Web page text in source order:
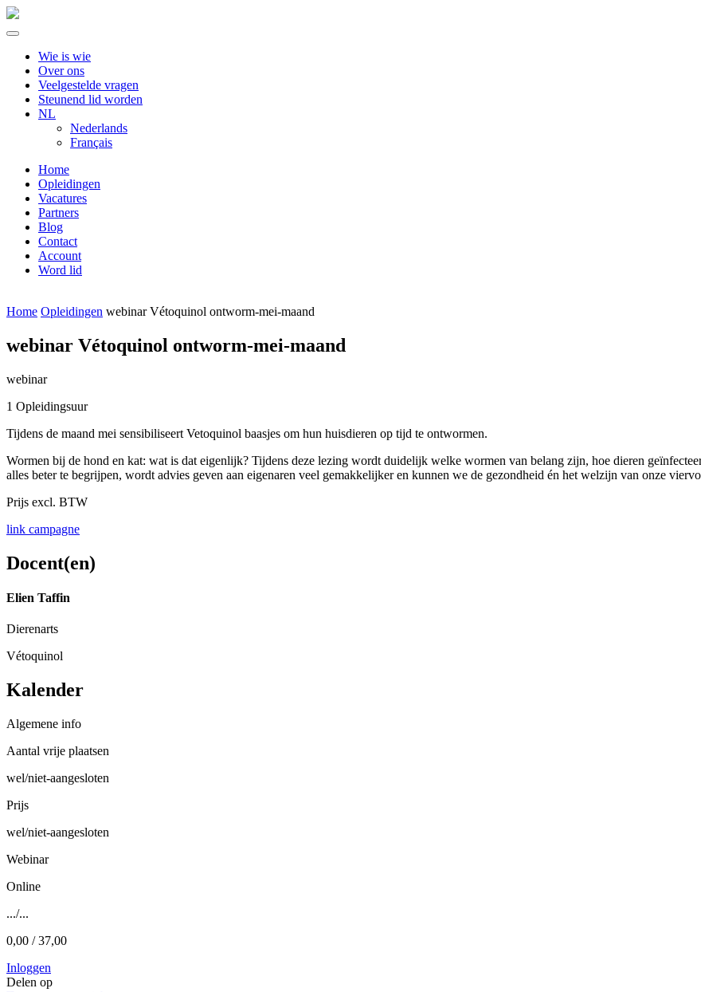
Wie is wie
Over ons
Veelgestelde vragen
Steunend lid worden
NL
Nederlands
Français
Home
Opleidingen
Vacatures
Partners
Blog
Contact
Account
Word lid
Home Opleidingen webinar Vétoquinol ontworm-mei-maand
webinar Vétoquinol ontworm-mei-maand
webinar
1 Opleidingsuur
Tijdens de maand mei sensibiliseert Vetoquinol baasjes om hun huisdieren op tijd te ontwormen.
Wormen bij de hond en kat: wat is dat eigenlijk? Tijdens deze lezing wordt duidelijk welke wormen van belang zijn, hoe dieren
alles beter te begrijpen, wordt advies geven aan eigenaren veel gemakkelijker en kunnen we de gezondheid én het welzijn van onze
Prijs excl. BTW
link campagne
Docent(en)
Elien Taffin
Dierenarts
Vétoquinol
Kalender
Algemene info
Aantal vrije plaatsen
wel/niet-aangesloten
Prijs
wel/niet-aangesloten
Webinar
Online
.../...
0,00 / 37,00
Inloggen
Delen op